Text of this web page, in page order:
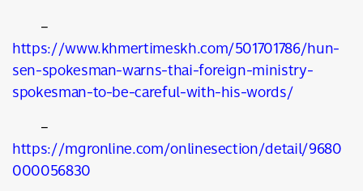
–
https://www.khmertimeskh.com/501701786/hun-
sen-spokesman-warns-thai-foreign-ministry-
spokesman-to-be-careful-with-his-words/
–
https://mgronline.com/onlinesection/detail/9680
000056830